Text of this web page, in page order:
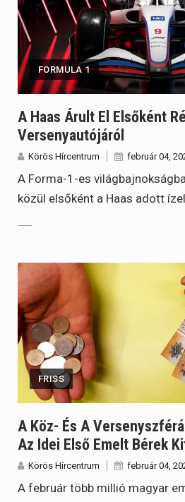
FORMULA 1
A Haas Árult El Elsőként
Versenyautójáról
Körös Hírcentrum február 04,
A Forma-1-es
közül elsőként a Haas adott
FRISS
A Köz- És A
Az Idei Első Emelt Bérek
Körös Hírcentrum február 04,
A február több millió magyar